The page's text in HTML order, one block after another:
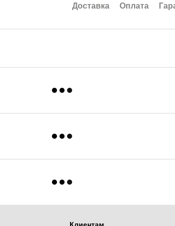
Доставка Оплата